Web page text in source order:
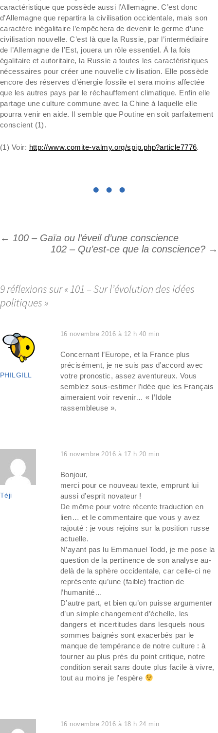
caractéristique que possède aussi l’Allemagne. C’est donc
d’Allemagne que repartira la civilisation occidentale, mais son
caractère inégalitaire l’empêchera de devenir le germe d’une
civilisation nouvelle. C’est là que la Russie, par l’intermédiaire
de l’Allemagne de l’Est, jouera un rôle essentiel. À la fois
égalitaire et autoritaire, la Russie a toutes les caractéristiques
nécessaires pour créer une nouvelle civilisation. Elle possède
encore des réserves d’énergie fossile et sera moins affectée
que les autres pays par le réchauffement climatique. Enfin elle
partage une culture commune avec la Chine à laquelle elle
pourra venir en aide. Il semble que Poutine en soit parfaitement
conscient (1).
(1) Voir: http://www.comite-valmy.org/spip.php?article7776.
Navigation
← 100 – Gaïa ou l’éveil d’une conscience
102 – Qu’est-ce que la conscience? →
9 réflexions sur «101 – Sur l’évolution des idées
politiques»
PHILGILL
16 novembre 2016 à 12 h 40 min
Concernant l’Europe, et la France plus
précisément, je ne suis pas d’accord avec
votre pronostic, assez aventureux. Vous
semblez sous-estimer l’idée que les Français
aimeraient voir revenir… « l’Idole
rassembleuse ».
Téji
16 novembre 2016 à 17 h 20 min
Bonjour,
merci pour ce nouveau texte, emprunt lui
aussi d’esprit novateur !
De même pour votre récente traduction en
lien… et le commentaire que vous y avez
rajouté : je vous rejoins sur la position russe
actuelle.
N’ayant pas lu Emmanuel Todd, je me pose la
question de la pertinence de son analyse au-
delà de la sphère occidentale, car celle-ci ne
représente qu’une (faible) fraction de
l’humanité…
D’autre part, et bien qu’on puisse argumenter
d’un simple changement d’échelle, les
dangers et incertitudes dans lesquels nous
sommes baignés sont exacerbés par le
manque de tempérance de notre culture : à
tourner au plus près du point critique, notre
condition serait sans doute plus facile à vivre,
tout au moins je l’espère
16 novembre 2016 à 18 h 24 min